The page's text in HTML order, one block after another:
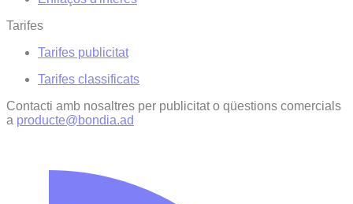
Tarifes
Tarifes publicitat
Tarifes classificats
Contacti amb nosaltres per publicitat o qüestions comercials
a producte@bondia.ad